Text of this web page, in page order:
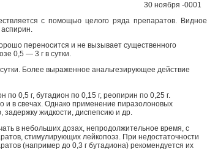
30 ноября -0001
с помощью целого ряда препаратов. Видное
переносится и не вызывает существенного
0,5 — 3 г в сутки.
Более выраженное анальгезирующее действие
по 0,5 г, бутадион по 0,15 г, реопирин по 0,25 г.
в свечах. Однако применение пиразолоновых
жидкости, диспепсию и др.
в небольших дозах, непродолжительное время, с
стимулирующих лейкопоэз. При недостаточности
(например до 0,3 г бутадиона) рекомендуется их